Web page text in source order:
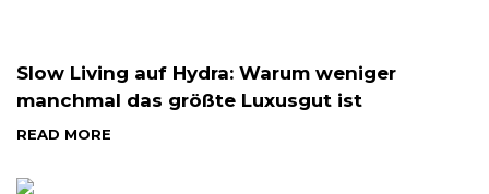
Slow Living auf Hydra: Warum weniger
manchmal das größte Luxusgut ist
READ MORE